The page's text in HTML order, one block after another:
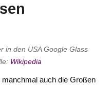
in den USA Google Glass
Wikipedia
auch die Großen